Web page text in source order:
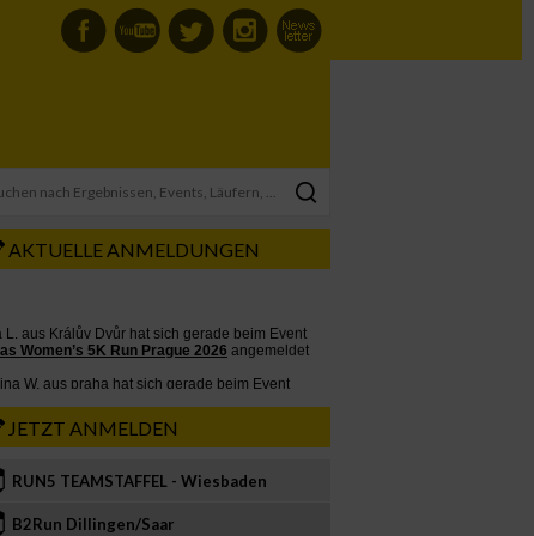
AKTUELLE ANMELDUNGEN
JETZT ANMELDEN
RUN5 TEAMSTAFFEL - Wiesbaden
B2Run Dillingen/Saar